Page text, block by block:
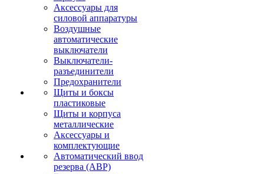
Аксессуары для
силовой аппаратуры
Воздушные
автоматические
выключатели
Выключатели-
разъединители
Предохранители
Щиты и боксы
пластиковые
Щиты и корпуса
металлические
Аксессуары и
комплектующие
Автоматический ввод
резерва (АВР)